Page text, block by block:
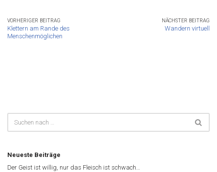
VORHERIGER BEITRAG
Klettern am Rande des
Menschenmöglichen
NÄCHSTER BEITRAG
Wandern virtuell
Neueste Beiträge
Der Geist ist willig, nur das Fleisch ist schwach…